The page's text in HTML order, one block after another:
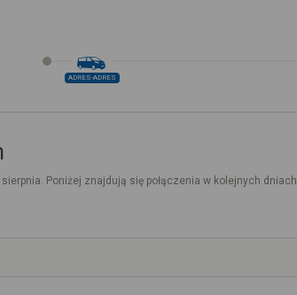
ADRES-ADRES
Poniżej znajdują się połączenia w kolejnych dniach